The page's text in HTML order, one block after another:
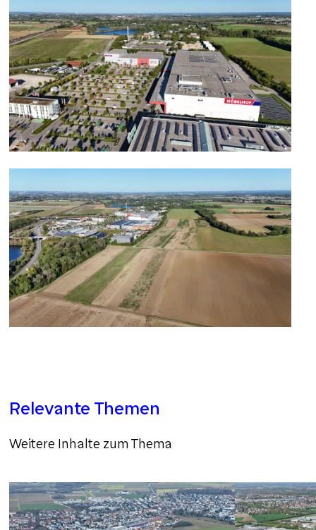
Relevante Themen
Weitere Inhalte zum Thema